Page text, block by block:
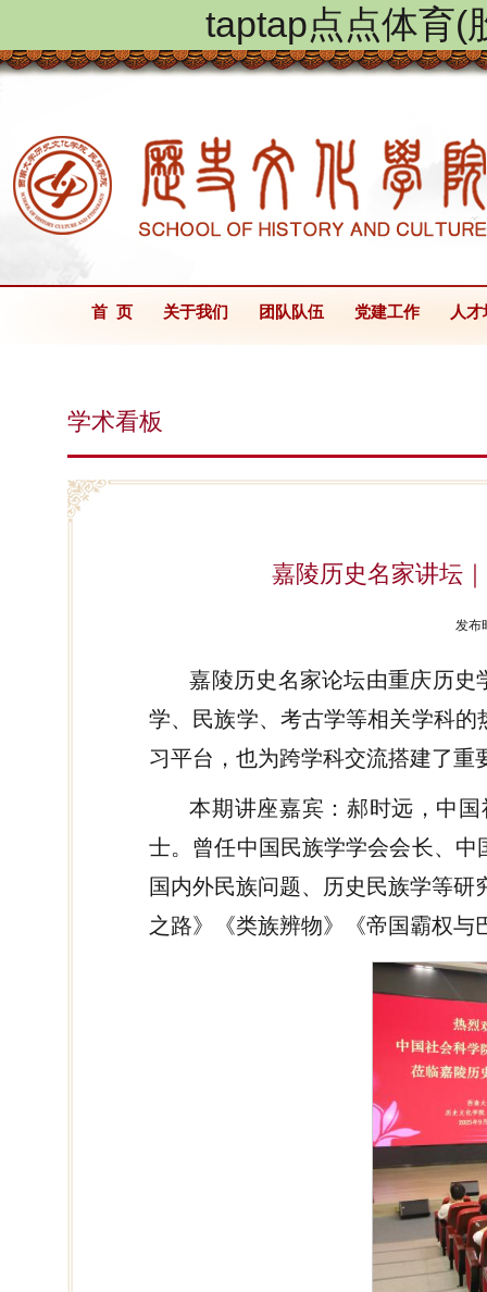
taptap点点体育(
首 页 关于我们 团队队伍 党建工作 人
学术看板
嘉陵历史名家讲坛
发布
嘉陵历史名家论坛由重庆历
学、民族学、考古学等相关学科
习平台，也为跨学科交流搭建了重
本期讲座嘉宾：郝时远，中
士。曾任中国民族学学会会长、
国内外民族问题、历史民族学等
之路》《类族辨物》《帝国霸权与